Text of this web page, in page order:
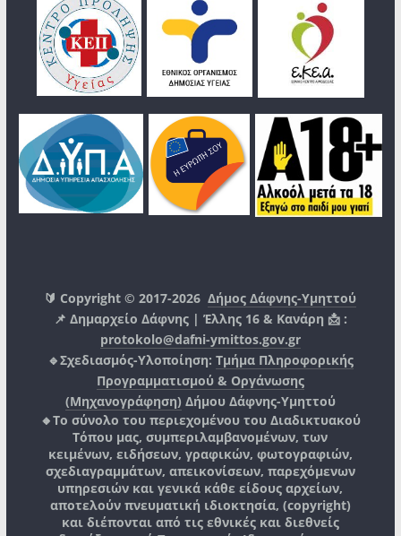
🔰 Copyright © 2017-2026Δήμος Δάφνης-Υμηττού
📌 Δημαρχείο Δάφνης | Έλλης 16 & Κανάρη 📩 :
protokolo@dafni-ymittos.gov.gr
🔹Σχεδιασμός-Υλοποίηση: Τμήμα Πληροφορικής
Προγραμματισμού & Οργάνωσης
(Μηχανογράφηση) Δήμου Δάφνης-Υμηττού
🔸Το σύνολο του περιεχομένου του Διαδικτυακού
Τόπου μας, συμπεριλαμβανομένων, των
κειμένων, ειδήσεων, γραφικών, φωτογραφιών,
σχεδιαγραμμάτων, απεικονίσεων, παρεχόμενων
υπηρεσιών και γενικά κάθε είδους αρχείων,
αποτελούν πνευματική ιδιοκτησία, (copyright)
και διέπονται από τις εθνικές και διεθνείς